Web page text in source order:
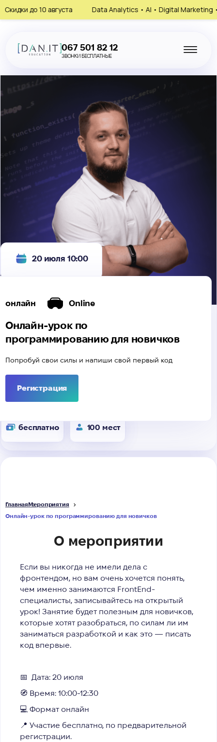
10 августа Data Analytics • AI • Digital Marketing • HR
067 501 82 12
ЗВОНКИ БЕСПЛАТНЫЕ
онлайн Online
Онлайн-урок по
программированию для новичков
Попробуй свои силы и напиши свой первый код
Регистрация
бесплатно 100 мест
20 июля 10:00
ГлавнаяМероприятия
Онлайн-урок по программированию для новичков
О мероприятии
Если вы никогда не имели дела с
фронтендом, но вам очень хочется понять,
чем именно занимаются FrontEnd-
специалисты, записывайтесь на открытый
урок! Занятие будет полезным для новичков,
которые хотят разобраться, по силам ли им
заниматься разработкой и как это — писать
код впервые.
📅 Дата:20 июля
🧭 Время:10:00-12:30
💻 Формат онлайн
📍 Участие бесплатно,по предварительной
регистрации.